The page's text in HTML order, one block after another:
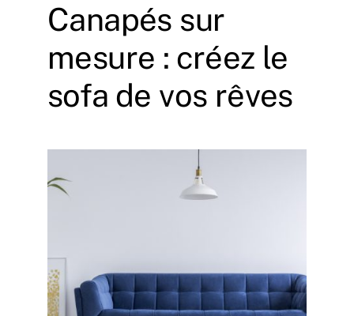
Canapés sur
mesure : créez le
sofa de vos rêves